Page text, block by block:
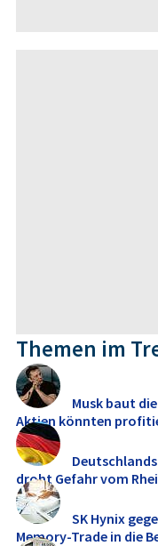
Themen im
Musk baut
Aktien könnten
droht Gefahr vom
SK Hynix
Memory‑Trade in die